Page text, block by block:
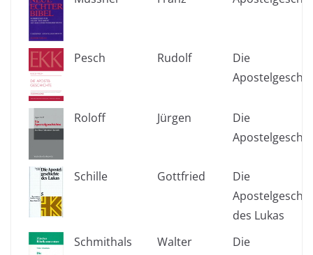
Pesch Rudolf
Die
Roloff Jürgen
Die
Schille Gottfried
Die
des Lukas
Schmithals
Walter
Die